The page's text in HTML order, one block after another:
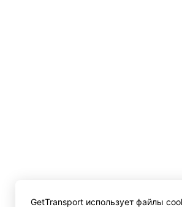
GetTransport использует файлы